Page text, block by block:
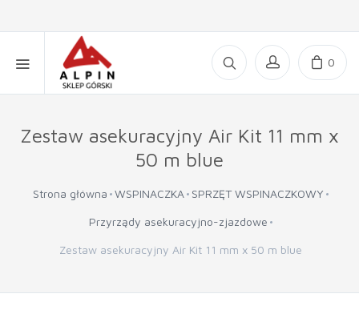
0
Zestaw asekuracyjny Air Kit 11 mm x
50 m blue
Strona główna WSPINACZKA SPRZĘT WSPINACZKOWY
Przyrządy asekuracyjno-zjazdowe
Zestaw asekuracyjny Air Kit 11 mm x 50 m blue